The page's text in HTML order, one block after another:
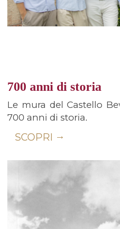
700 anni di storia
Le mura del Castello
700 anni di storia.
SCOPRI